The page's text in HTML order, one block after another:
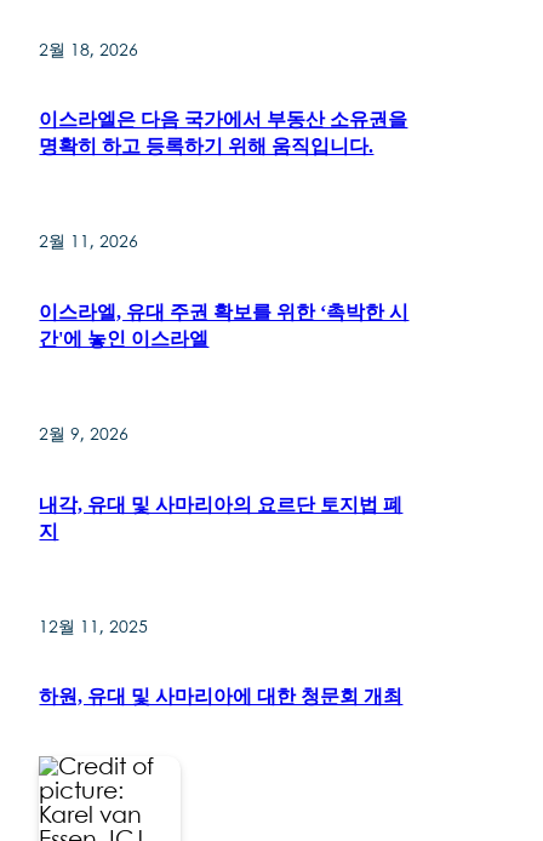
2월 18, 2026
이스라엘은 다음 국가에서 부동산 소유권을
명확히 하고 등록하기 위해 움직입니다.
2월 11, 2026
이스라엘, 유대 주권 확보를 위한 ‘촉박한 시
간'에 놓인 이스라엘
2월 9, 2026
내각, 유대 및 사마리아의 요르단 토지법 폐
지
12월 11, 2025
하원, 유대 및 사마리아에 대한 청문회 개최